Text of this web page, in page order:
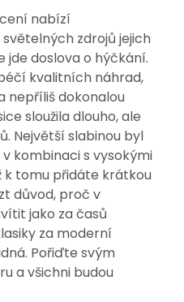
nabízí
zdrojů jejich
jde doslova o hýčkání.
kvalitních náhrad,
nepříliš dokonalou
sloužila dlouho, ale
Největší slabinou byl
kombinaci s vysokými
k tomu přidáte krátkou
důvod, proč v
jako za časů
za moderní
Pořiďte svým
a všichni budou